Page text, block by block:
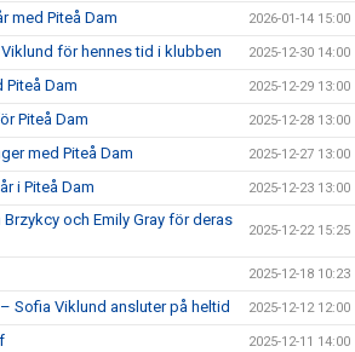
med Piteå Dam 2026-01-14 15:00
Viklund för hennes tid i klubben 2025-12-30 14:00
Piteå Dam 2025-12-29 13:00
Piteå Dam 2025-12-28 13:00
med Piteå Dam 2025-12-27 13:00
i Piteå Dam 2025-12-23 13:00
Brzykcy och Emily Gray för deras
2025-12-22 15:25
2025-12-18 10:23
Sofia Viklund ansluter på heltid 2025-12-12 12:00
2025-12-11 14:00